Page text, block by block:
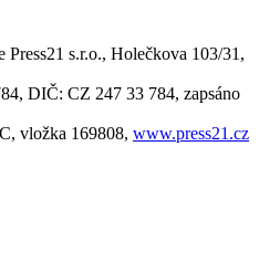
Press21 s.r.o., Holečkova 103/31,
DIČ: CZ 247 33 784, zapsáno
vložka 169808, www.press21.cz